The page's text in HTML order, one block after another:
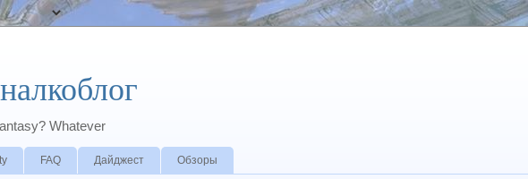
Whatever
FAQ Дайджест Обзоры